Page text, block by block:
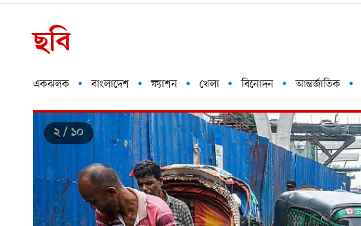
ছবি
একঝলক বাংলাদেশ ফ্যাশন খেলা বিনোদন আন্তর্জাতিক
৩ / ১০